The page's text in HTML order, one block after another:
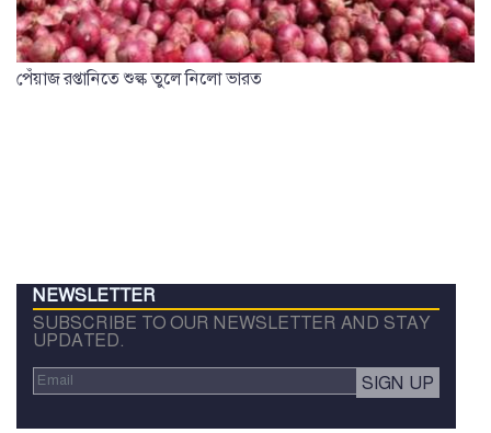
পেঁয়াজ রপ্তানিতে শুল্ক তুলে নিলো ভারত
NEWSLETTER
SUBSCRIBE TO OUR NEWSLETTER AND STAY
UPDATED.